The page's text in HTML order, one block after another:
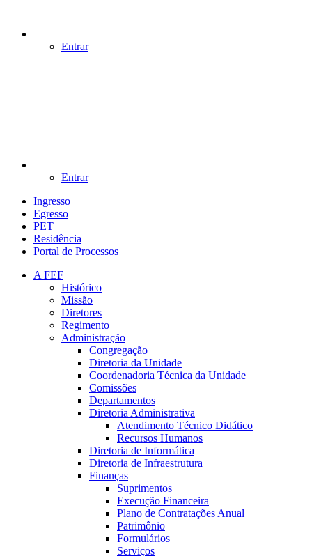
Entrar
Entrar
Ingresso
Egresso
PET
Residência
Portal de Processos
A FEF
Histórico
Missão
Diretores
Regimento
Administração
Congregação
Diretoria da Unidade
Coordenadoria Técnica da Unidade
Comissões
Departamentos
Diretoria Administrativa
Atendimento Técnico Didático
Recursos Humanos
Diretoria de Informática
Diretoria de Infraestrutura
Finanças
Suprimentos
Execução Financeira
Plano de Contratações Anual
Patrimônio
Formulários
Serviços